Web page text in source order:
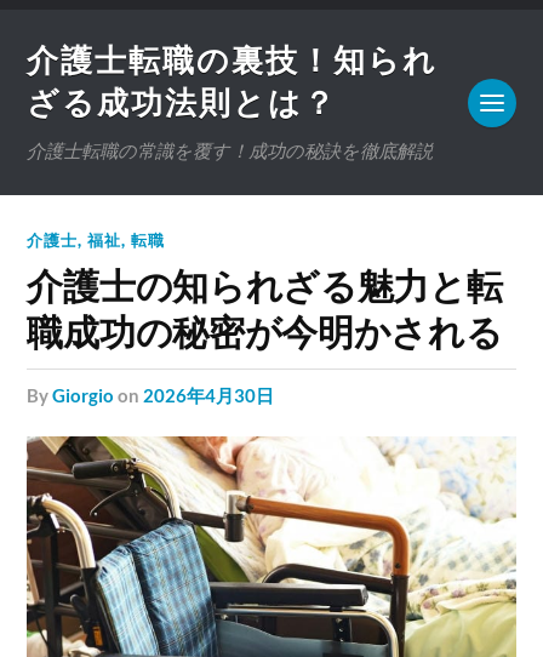
介護士転職の裏技！知られ
ざる成功法則とは？
介護士転職の常識を覆す！成功の秘訣を徹底解説
介護士,福祉,転職
介護士の知られざる魅力と転
職成功の秘密が今明かされる
byGiorgio on 2026年4月30日